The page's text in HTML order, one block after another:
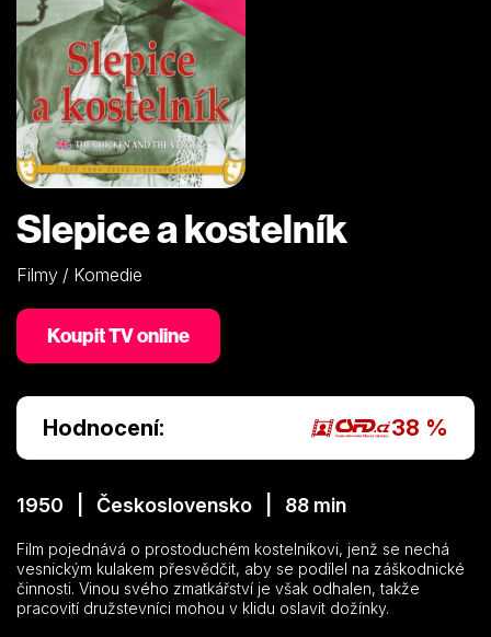
Slepice a kostelník
Filmy / Komedie
Koupit TV online
Hodnocení: 38 %
1950 | Československo | 88 min
Film pojednává o prostoduchém kostelníkovi, jenž se nechá
vesnickým kulakem přesvědčit, aby se podílel na záškodnické
činnosti. Vinou svého zmatkářství je však odhalen, takže
pracovití družstevníci mohou v klidu oslavit dožínky.